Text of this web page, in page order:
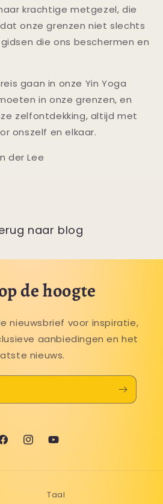
krachtige metgezel, die
onze grenzen niet slechts
die ons beschermen en
gaan in onze Yin Yoga
in onze grenzen, en
zelfontdekking, altijd met
onszelf en elkaar.
der Lee
naar blog
de hoogte
nieuwsbrief voor inspiratie,
aanbiedingen en het
nieuws.
InstagramYouTube
Taal